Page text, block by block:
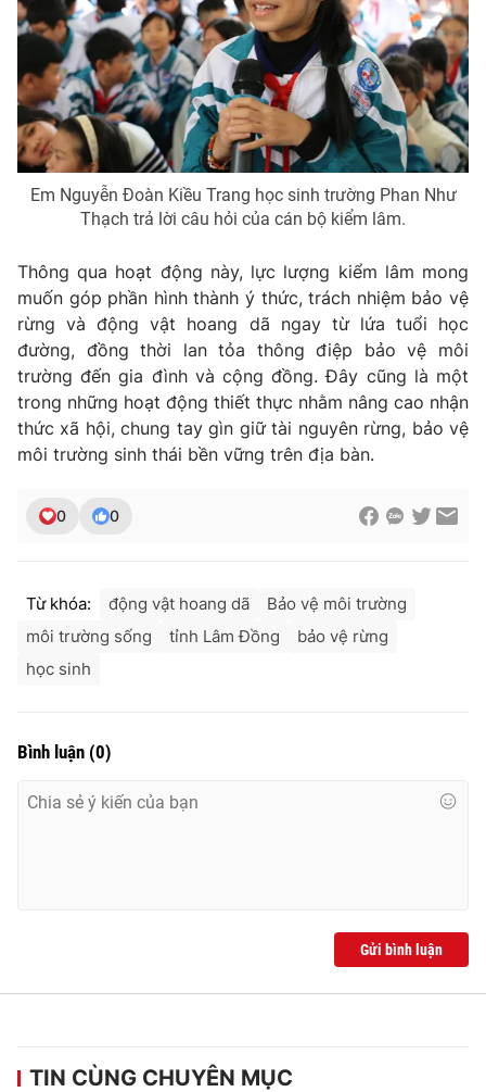
Ðiện thoại Thời báo VTV:024.66 897 897
Email:toasoan@vtv.vn
Liên hệ quảng cáo:024-7300.7108
® Cấm sao chép dưới mọi hình thức nếu không có sự chấp
thuận bằng văn bản. Ghi rõ nguồn VTV.vn khi phát hành lại
thông tin từ website này.
Em Nguyễn Đoàn Kiều Trang học sinh trường Phan Như
Thạch trả lời câu hỏi của cán bộ kiểm lâm.
Thông qua hoạt động này, lực lượng kiểm lâm mong
muốn góp phần hình thành ý thức, trách nhiệm bảo vệ
rừng và động vật hoang dã ngay từ lứa tuổi học
đường, đồng thời lan tỏa thông điệp bảo vệ môi
trường đến gia đình và cộng đồng. Đây cũng là một
trong những hoạt động thiết thực nhằm nâng cao nhận
thức xã hội, chung tay gìn giữ tài nguyên rừng, bảo vệ
môi trường sinh thái bền vững trên địa bàn.
0 0
Từ khóa: động vật hoang dã
Bảo vệ môi trường
môi trường sống
tỉnh Lâm Đồng
bảo vệ rừng
học sinh
Bình luận (0)
Gửi bình luận
TIN CÙNG CHUYÊN MỤC